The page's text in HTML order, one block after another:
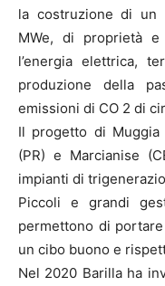
la costruzione di un
MWe, di proprietà
l’energia elettrica,
produzione della
emissioni di CO 2 di
Il progetto di
(PR) e Marcianise
impianti di
Piccoli e grandi
permettono di
un cibo buono e
Nel 2020 Barilla ha